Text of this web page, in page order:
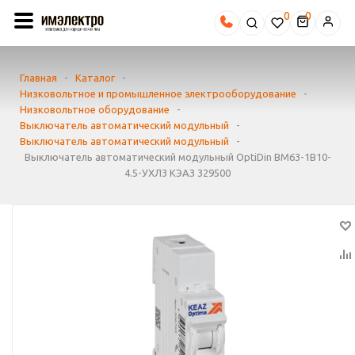
0
Главная - Каталог
-
Низковольтное и промышленное электрооборудование
-
Низковольтное оборудование
-
Выключатель автоматический модульный
-
Выключатель автоматический модульный
-
Выключатель автоматический модульный OptiDin BM63-1B10-
4.5-УХЛ3 КЭАЗ 329500